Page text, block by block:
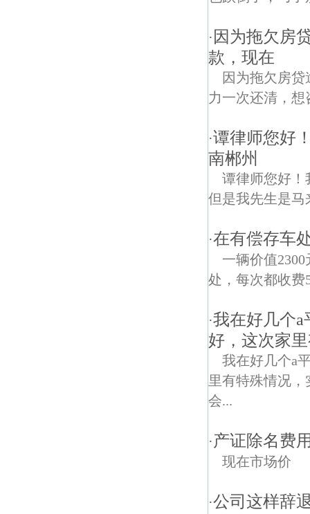
· 因为拖欠房
款，现在
因为拖欠房
力一次还清，
·谭律师您好
南郴州
谭律师您好！
但是我先生是马
·在有偿存车
一辆价值
处，每次都收费
·我在好几个
好，这次家
我在好几个a
里有特殊情况
会...
·产证除名费
现在市场价
·公司这样辞